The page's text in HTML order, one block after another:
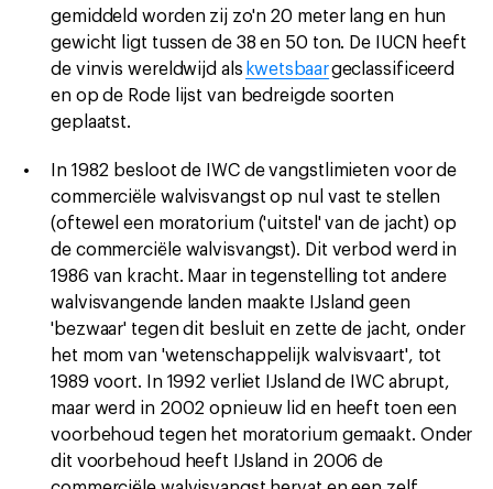
gemiddeld worden zij zo'n 20 meter lang en hun
gewicht ligt tussen de 38 en 50 ton. De IUCN heeft
de vinvis wereldwijd als kwetsbaargeclassificeerd
en op de Rode lijst van bedreigde soorten
geplaatst.
In 1982 besloot de IWC de vangstlimieten voor de
commerciële walvisvangst op nul vast te stellen
(oftewel een moratorium ('uitstel' van de jacht) op
de commerciële walvisvangst). Dit verbod werd in
1986 van kracht. Maar in tegenstelling tot andere
walvisvangende landen maakte IJsland geen
'bezwaar' tegen dit besluit en zette de jacht, onder
het mom van 'wetenschappelijk walvisvaart', tot
1989 voort. In 1992 verliet IJsland de IWC abrupt,
maar werd in 2002 opnieuw lid en heeft toen een
voorbehoud tegen het moratorium gemaakt. Onder
dit voorbehoud heeft IJsland in 2006 de